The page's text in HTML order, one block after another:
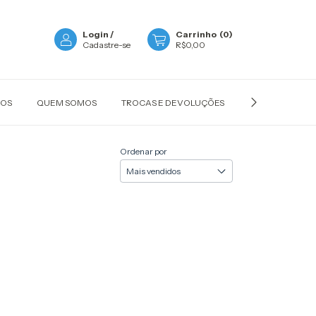
Login /
Cadastre-se
Carrinho (0)
R$0,00
QUEM SOMOS TROCAS E DEVOLUÇÕES POLÍTICA DE
Ordenar por